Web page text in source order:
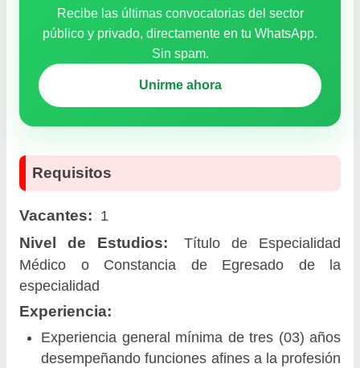
Recibe las últimas convocatorias del sector
público y privado, directamente en tu WhatsApp.
Sin spam.
Unirme ahora
Requisitos
Vacantes: 1
Nivel de Estudios:
Título de Especialidad
Médico o Constancia de Egresado de la
especialidad
Experiencia:
Experiencia general mínima de tres (03) años
desempeñando funciones afines a la profesión